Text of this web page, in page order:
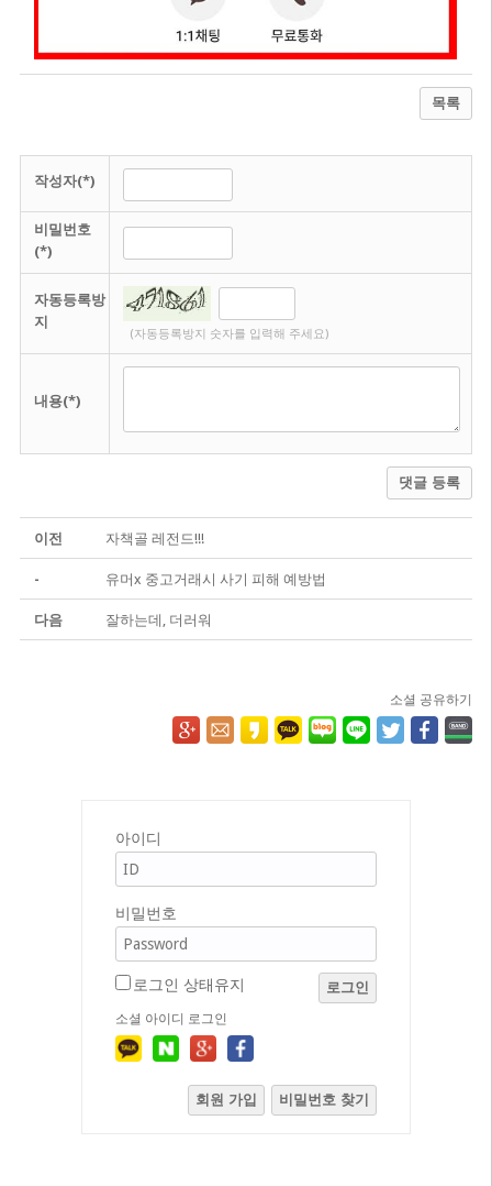
목록
작성자(*)
비밀번호
(*)
자동등록방
지
(자동등록방지 숫자를 입력해 주세요)
내용(*)
댓글 등록
이전 자책골 레전드!!!
- 유머x 중고거래시 사기 피해 예방법
다음 잘하는데, 더러워
소셜 공유하기
아이디
비밀번호
로그인 상태유지 로그인
소셜 아이디 로그인
회원 가입 비밀번호 찾기